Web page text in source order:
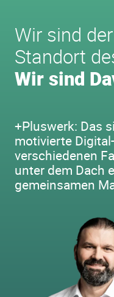
Wir sind
Standort
Wir sind
+Pluswerk: Das
motivierte
verschiedenen
unter dem Dach
gemeinsamen